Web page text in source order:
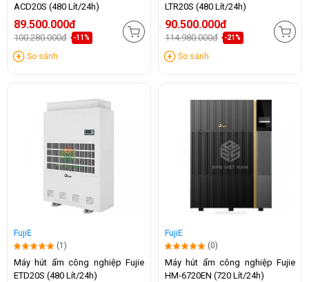
ACD20S (480 Lít/24h)
89.500.000đ
100.280.000đ -11%
So sánh
LTR20S (480 Lít/24h)
90.500.000đ
114.980.000đ -21%
So sánh
FujiE
(1)
Máy hút ẩm công nghiệp Fujie
ETD20S (480 Lít/24h)
FujiE
(0)
Máy hút ẩm công nghiệp Fujie
HM-6720EN (720 Lít/24h)